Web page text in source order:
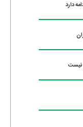
دارد
نیست